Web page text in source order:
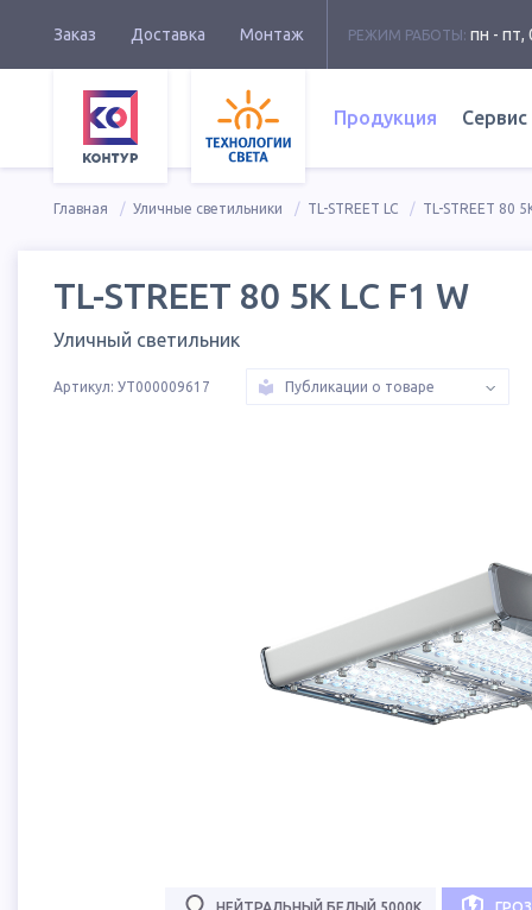
Заказ Доставка Монтаж РЕЖИМ РАБОТЫ: пн - пт,
Продукция Сервис
Главная Уличные светильники TL-STREET LC TL-STREET 80
TL-STREET 80 5K LC F1 W
Уличный светильник
Артикул: УТ000009617 Публикации о товаре
НЕЙТРАЛЬНЫЙ БЕЛЫЙ 5000К